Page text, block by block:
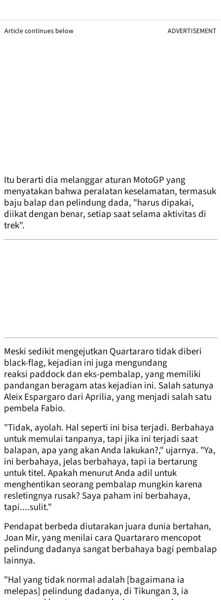
Article continues below ADVERTISEMENT
Itu berarti dia melanggar aturan MotoGP yang
menyatakan bahwa peralatan keselamatan, termasuk
baju balap dan pelindung dada, "harus dipakai,
diikat dengan benar, setiap saat selama aktivitas di
trek".
Meski sedikit mengejutkan Quartararo tidak diberi
black-flag, kejadian ini juga mengundang
reaksi paddock dan eks-pembalap, yang memiliki
pandangan beragam atas kejadian ini. Salah satunya
Aleix Espargaro dari Aprilia, yang menjadi salah satu
pembela Fabio.
"Tidak, ayolah. Hal seperti ini bisa terjadi. Berbahaya
untuk memulai tanpanya, tapi jika ini terjadi saat
balapan, apa yang akan Anda lakukan?," ujarnya. "Ya,
ini berbahaya, jelas berbahaya, tapi ia bertarung
untuk titel. Apakah menurut Anda adil untuk
menghentikan seorang pembalap mungkin karena
resletingnya rusak? Saya paham ini berbahaya,
tapi....sulit."
Pendapat berbeda diutarakan juara dunia bertahan,
Joan Mir, yang menilai cara Quartararo mencopot
pelindung dadanya sangat berbahaya bagi pembalap
lainnya.
"Hal yang tidak normal adalah [bagaimana ia
melepas] pelindung dadanya, di Tikungan 3, ia